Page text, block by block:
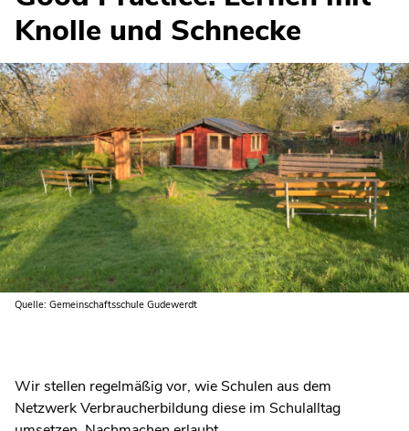
Knolle und Schnecke
Quelle: Gemeinschaftsschule Gudewerdt
Wir stellen regelmäßig vor, wie Schulen aus dem
Netzwerk Verbraucherbildung diese im Schulalltag